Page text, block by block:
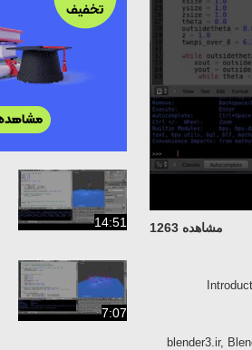
مشاهده 1263 14:51
7:07